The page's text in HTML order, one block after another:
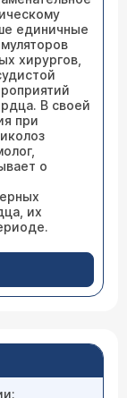
единичные
хирургов,
В своей
при
о
их